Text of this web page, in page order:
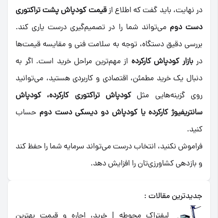
در نهایت، باید گفت که اطلاع ازقیمت کودپاش پشت تراکتوری
دست دوم می‌تواند شما را در تصمیم‌گیری درست یاری کند.
بررسی دقیق دستگاه، توجه به سلامت فنی و مقایسه قیمت‌ها
دربازار کودپاش کارکرده از مهم‌ترین مراحل خرید است. اگر به
دنبال یک خرید مطمئن، اقتصادی و کاربردی هستید، می‌توانید
روی گزینه‌هایی مثلکودپاش تراکتوری کارکرده، کودپاش
سانتریفیوژ کارکرده یا کودپاش دو دیسکی دست دوم حساب
کنید.
فراموش نکنید، انتخاب درست می‌تواند سرمایه شما را حفظ کند
و بازدهی کشاورزی‌تان را افزایش دهد.
جدیدترین مقالات :